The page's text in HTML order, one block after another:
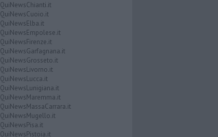
QuiNewsChianti.it
QuiNewsCuoio.it
QuiNewsElba.it
QuiNewsEmpolese.it
QuiNewsFirenze.it
QuiNewsGarfagnana.it
QuiNewsGrosseto.it
QuiNewsLivorno.it
QuiNewsLucca.it
QuiNewsLunigiana.it
QuiNewsMaremma.it
QuiNewsMassaCarrara.it
QuiNewsMugello.it
QuiNewsPisa.it
QuiNewsPistoia.it